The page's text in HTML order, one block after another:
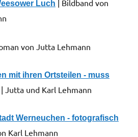
Luch | Bildband von
von Jutta Lehmann
mit ihren Ortsteilen - muss
| Jutta und Karl Lehmann
Werneuchen - fotografisch
Karl Lehmann